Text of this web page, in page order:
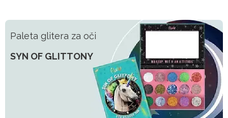
Paleta glitera za oči
SYN OF GLITTONY